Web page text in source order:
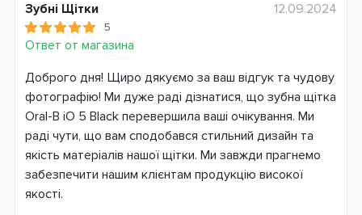
Германия
Гарантия
24 месяца
Зубні Щітки
5
Ответ от магазина
12.09.2024
Доброго дня! Щиро дякуємо за ваш відгук та чудову
фотографію! Ми дуже раді дізнатися, що зубна щітка
Oral-B iO 5 Black перевершила ваші очікування. Ми
раді чути, що вам сподобався стильний дизайн та
якість матеріалів нашої щітки. Ми завжди прагнемо
забезпечити нашим клієнтам продукцію високої
якості.